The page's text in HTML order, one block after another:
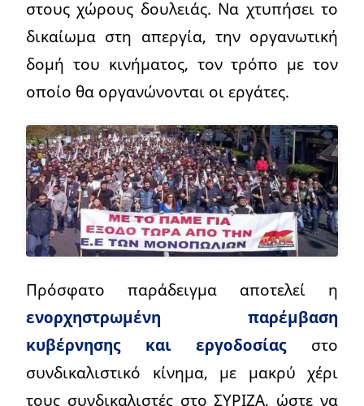
στους χώρους δουλειάς. Να χτυπήσει το
δικαίωμα στη απεργία, την οργανωτική
δομή του κινήματος, τον τρόπο με τον
οποίο θα οργανώνονται οι εργάτες.
Πρόσφατο παράδειγμα αποτελεί η
ενορχηστρωμένη παρέμβαση
κυβέρνησης και εργοδοσίαςστο
συνδικαλιστικό κίνημα, με μακρύ χέρι
τους συνδικαλιστές στο ΣΥΡΙΖΑ, ώστε να